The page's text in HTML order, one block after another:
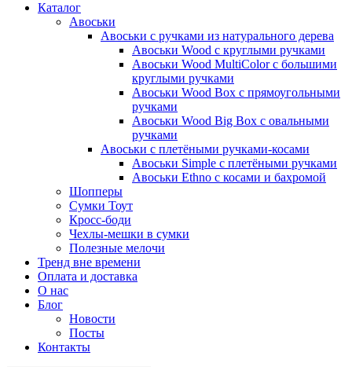
Каталог
Авоськи
Авоськи с ручками из натурального дерева
Авоськи Wood с круглыми ручками
Авоськи Wood MultiColor с большими
круглыми ручками
Авоськи Wood Box с прямоугольными
ручками
Авоськи Wood Big Box с овальными
ручками
Авоськи с плетёными ручками-косами
Авоськи Simple с плетёными ручками
Авоськи Ethno с косами и бахромой
Шопперы
Сумки Тоут
Кросс-боди
Чехлы-мешки в сумки
Полезные мелочи
Тренд вне времени
Оплата и доставка
О нас
Блог
Новости
Посты
Контакты